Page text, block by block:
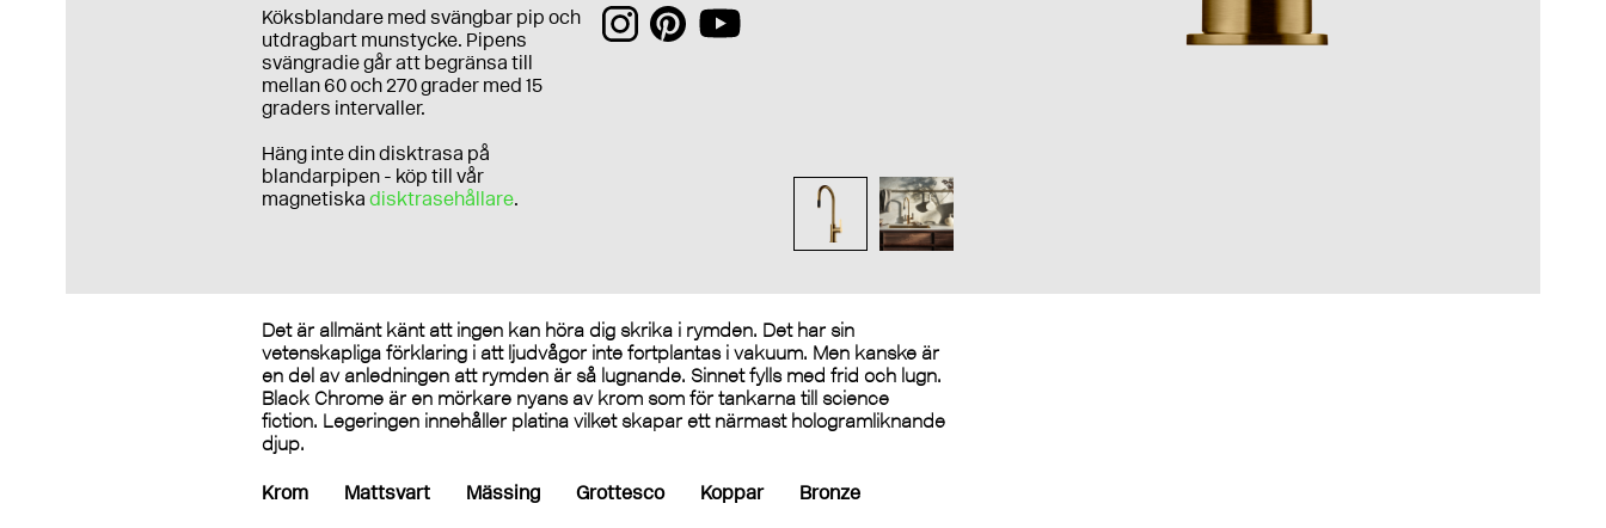
Köksblandare med svängbar pip och
utdragbart munstycke. Pipens
svängradie går att begränsa till
mellan 60 och 270 grader med 15
graders intervaller.
Häng inte din disktrasa på
blandarpipen - köp till vår
magnetiskadisktrasehållare.
Det är allmänt känt att ingen kan höra dig skrika i rymden. Det har sin
vetenskapliga förklaring i att ljudvågor inte fortplantas i vakuum. Men kanske är
en del av anledningen att rymden är så lugnande. Sinnet fylls med frid och lugn.
Black Chrome är en mörkare nyans av krom som för tankarna till science
fiction. Legeringen innehåller platina vilket skapar ett närmast hologramliknande
djup.
Krom Mattsvart Mässing Grottesco Koppar Bronze